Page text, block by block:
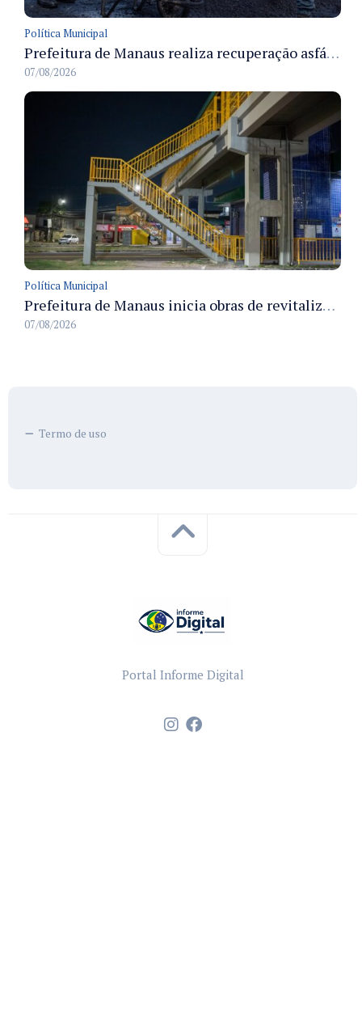
Política Municipal
Prefeitura de Manaus realiza recuperação asfáltica na rua Canário do Campo e amplia mobilidade na zona Norte
07/08/2026
Política Municipal
Prefeitura de Manaus inicia obras de revitalização na passarela Max Teixeira para ampliar segurança e mobilidade urbana
07/08/2026
Termo de uso
Portal Informe Digital